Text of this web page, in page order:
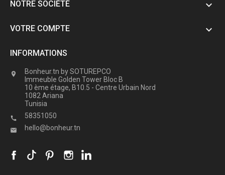
NOTRE SOCIÉTÉ 
VOTRE COMPTE 
INFORMATIONS

Bonheur.tn by SOTUREPCO
Immeuble Golden Tower Bloc B
10 ème étage, B10.5 - Centre Urbain Nord
1082 Ariana
Tunisia
 58351050
 hello@bonheur.tn